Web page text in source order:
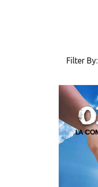
Filter By: